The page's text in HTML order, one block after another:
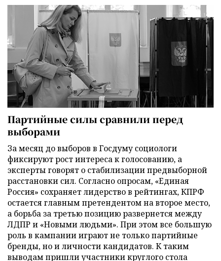
Партийные силы сравнили перед
выборами
За месяц до выборов в Госдуму социологи
фиксируют рост интереса к голосованию, а
эксперты говорят о стабилизации предвыборной
расстановки сил. Согласно опросам, «Единая
Россия» сохраняет лидерство в рейтингах, КПРФ
остается главным претендентом на второе место,
а борьба за третью позицию развернется между
ЛДПР и «Новыми людьми». При этом все большую
роль в кампании играют не только партийные
бренды, но и личности кандидатов. К таким
выводам пришли участники круглого стола